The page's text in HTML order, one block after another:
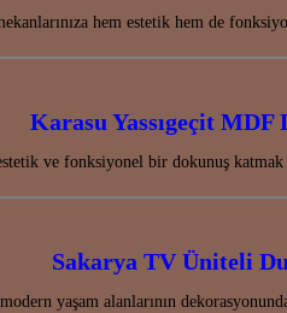
hem estetik hem de
Karasu Yassıgeçit MDF
ve fonksiyonel bir dokunuş
Sakarya TV Üniteli
yaşam alanlarının